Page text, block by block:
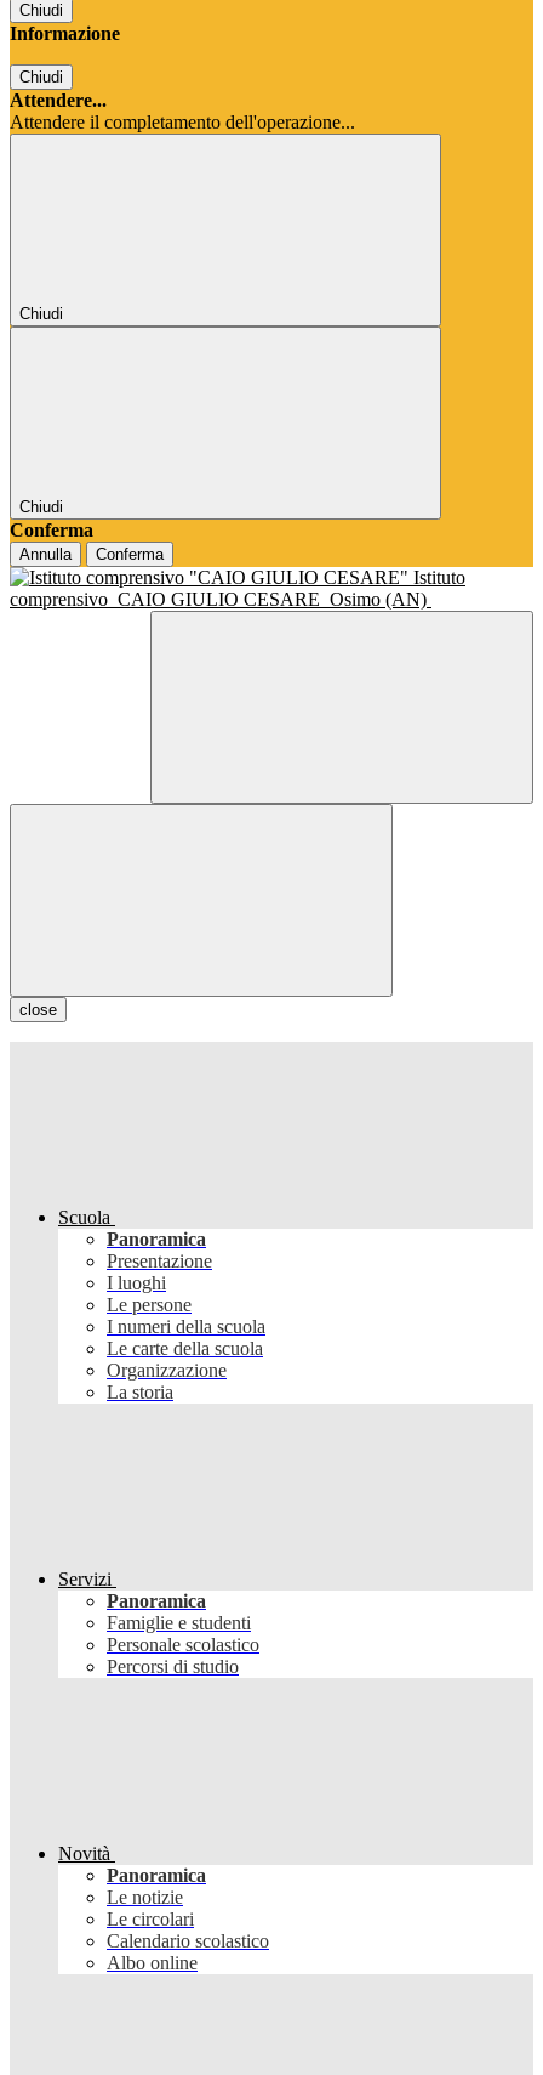
Chiudi
Informazione
Chiudi
Attendere...
Attendere il completamento dell'operazione...
Chiudi
Chiudi
Conferma
Annulla Conferma
Istituto
comprensivo CAIO GIULIO CESARE Osimo (AN)
close
Scuola
Panoramica
Presentazione
I luoghi
Le persone
I numeri della scuola
Le carte della scuola
Organizzazione
La storia
Servizi
Panoramica
Famiglie e studenti
Personale scolastico
Percorsi di studio
Novità
Panoramica
Le notizie
Le circolari
Calendario scolastico
Albo online